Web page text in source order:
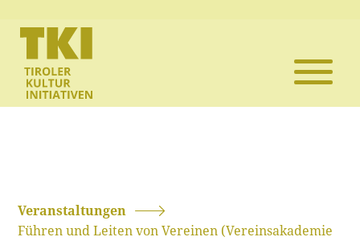
Veranstaltungen
Führen und Leiten von Vereinen (Vereinsakademie
Die TKI
Mitglieder